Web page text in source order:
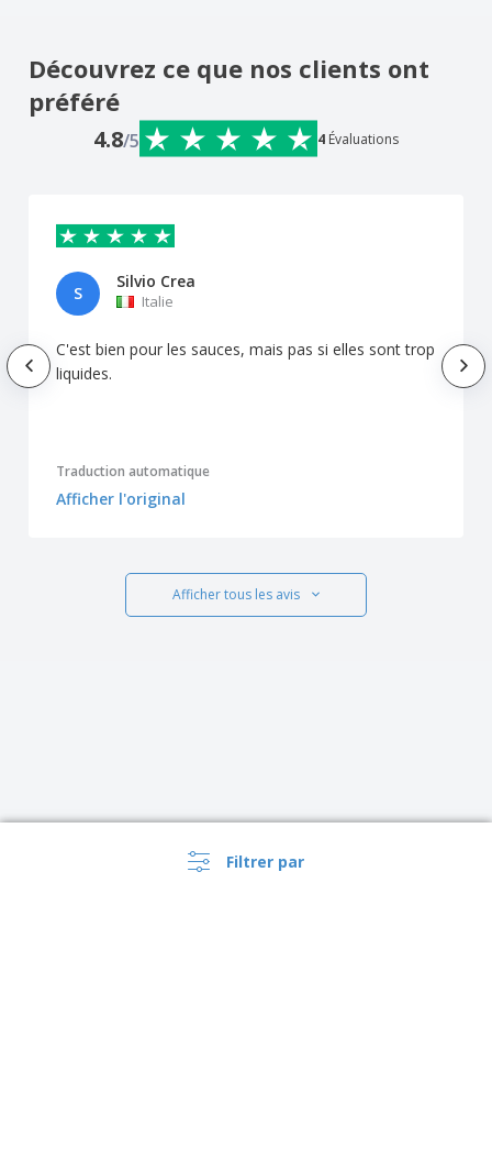
Filtrer par
Découvrez ce que nos clients ont
préféré
4.8/5 4 Évaluations
S
Silvio Crea
Italie
C'est bien pour les sauces, mais pas si elles sont trop
liquides.
Traduction automatique
Afficher l'original
Afficher tous les avis